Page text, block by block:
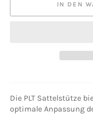
IN DEN
Die PLT Sattelstütze
optimale Anpassung